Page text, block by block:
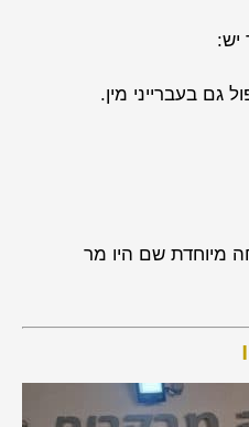
יש:
גם בעברייני מין.
מיוחדת שם היו מר